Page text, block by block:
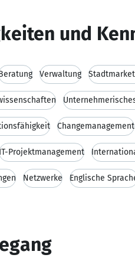
und
Verwaltung
Changemanagement
Projektmanagement
Netzwerke Englische